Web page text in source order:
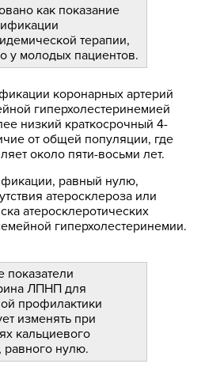
как показание
терапии,
у молодых пациентов.
коронарных артерий
гиперхолестеринемией
низкий краткосрочный 4-
от общей популяции, где
около пяти-восьми лет.
равный нулю,
атеросклероза или
атеросклеротических
гиперхолестеринемии.
ЛПНП для
профилактики
изменять при
кальциевого
равного нулю.